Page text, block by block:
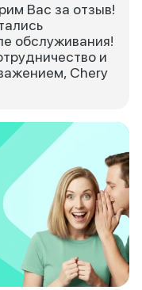
Вас за отзыв!
обслуживания!
и
Chery